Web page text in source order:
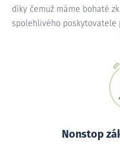
díky čemuž máme bohaté
spolehlivého poskytovatele
Nonstop